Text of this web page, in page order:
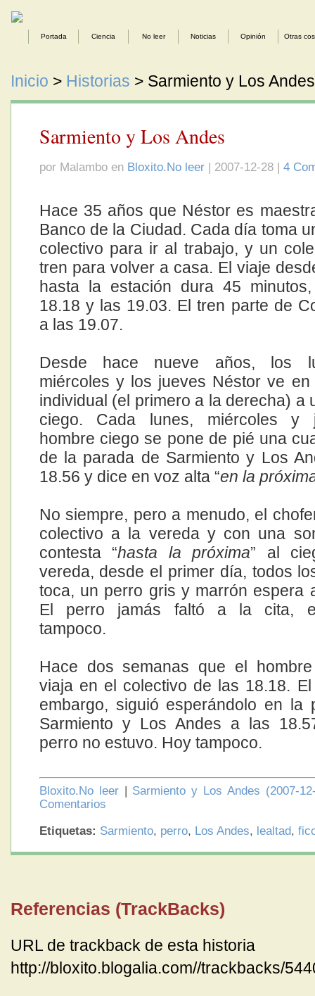
Portada Ciencia No leer Noticias Opinión Otras
Inicio > Historias > Sarmiento y Los Andes
Sarmiento y Los Andes
por Malambo en Bloxito.No leer| 2007-12-28 | 4
Hace 35 años que Néstor es
Banco de la Ciudad. Cada día toma
colectivo para ir al trabajo, y un
tren para volver a casa. El viaje
hasta la estación dura 45
18.18 y las 19.03. El tren parte de
a las 19.07.
Desde hace nueve años, los
miércoles y los jueves Néstor ve en
individual (el primero a la derecha) a
ciego. Cada lunes, miércoles y
hombre ciego se pone de pié una
de la parada de Sarmiento y Los
18.56 y dice en voz alta “en la
No siempre, pero a menudo, el
colectivo a la vereda y con una
contesta “hasta la próxima” al
vereda, desde el primer día, todos
toca, un perro gris y marrón espera
El perro jamás faltó a la cita,
tampoco.
Hace dos semanas que el
viaja en el colectivo de las 18.18.
embargo, siguió esperándolo en la
Sarmiento y Los Andes a las
perro no estuvo. Hoy tampoco.
Bloxito.No leer| Sarmiento y Los Andes (2007-
Comentarios
Etiquetas: Sarmiento, perro, Los Andes, lealtad,
Referencias (TrackBacks)
URL de trackback de esta historia
http://bloxito.blogalia.com//trackbacks/